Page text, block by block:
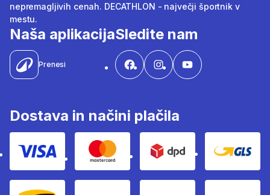
nepremagljivih cenah. DECATHLON - največji športnik v
mestu.
Naša aplikacija
Prenesi
Sledite nam
Dostava in načini plačila
Visa Mastercard Dpd Gls